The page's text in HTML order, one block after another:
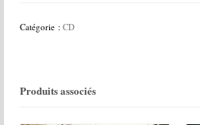
Polymorph
Catégorie : CD
Produits associés